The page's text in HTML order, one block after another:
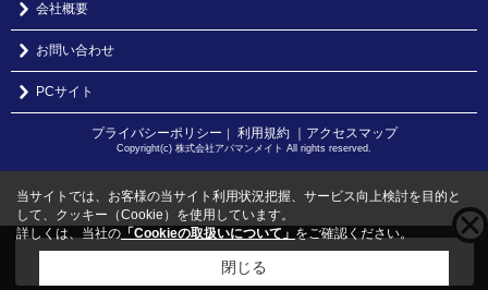
会社概要
お問い合わせ
PCサイト
プライバシーポリシー 利用規約 ｜アクセスマップ
Copyright(c) 株式会社アパマンメイト All rights reserved.
こちらの物件をご覧の方にお勧めな物件
当サイトでは、お客様の当サイト利用状況把握、サービス向上検討を目的と
して、クッキー（Cookie）を使用しています。
詳しくは、当社の 「Cookieの取扱いについて」 をご確認ください。
閉じる